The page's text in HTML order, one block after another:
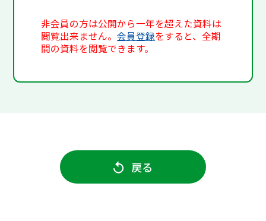
非会員の方は公開から一年を超えた資料は
閲覧出来ません。会員登録をすると、全期
間の資料を閲覧できます。
戻る